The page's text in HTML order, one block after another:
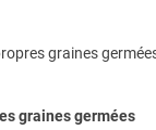
graines
graines germées